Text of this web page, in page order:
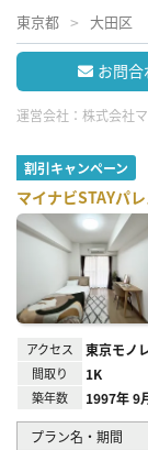
東京都 大田区
お問合
運営会社： 株式会社
割引キャンペーン
マイナビSTAYパ
アクセス 東京モノ
間取り 1K
築年数 1997年 9
プラン名・期間